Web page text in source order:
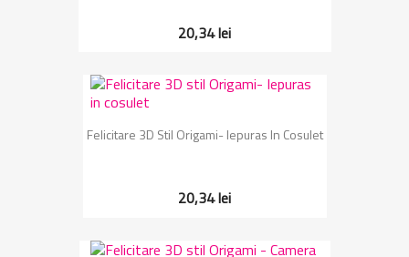
20,34 lei
Felicitare 3D Stil Origami- Iepuras In Cosulet
20,34 lei